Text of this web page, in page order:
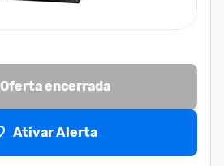
Oferta encerrada
Ativar Alerta